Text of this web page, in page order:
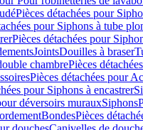
Pièces détachées pour
pour Siphons à tube
Pièces détachées pour
JointsDouilles à braser
chambrePièces
Pièces détachées pour
pour Siphons à encastrer
déversoirs murauxSiphons
BondesPièces